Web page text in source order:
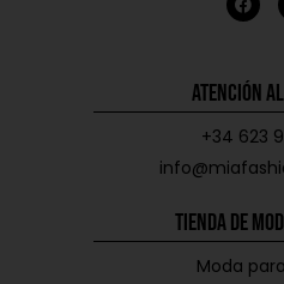
Atención
+34 623
Tienda de
Moda para